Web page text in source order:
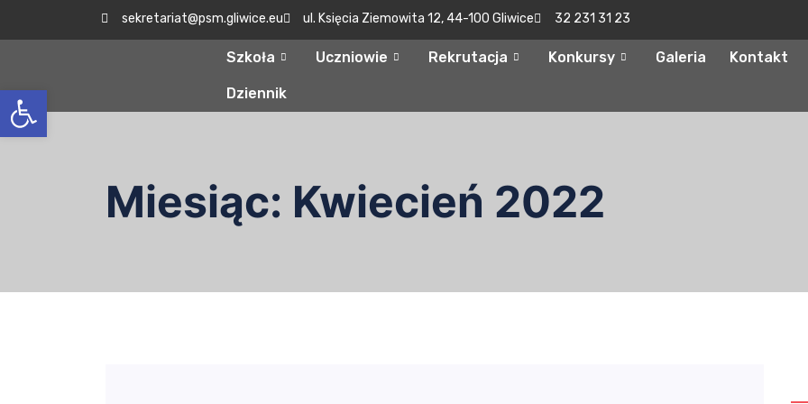
Otwórz pasek narzędzi
sekretariat@psm.gliwice.eu ul. Księcia Ziemowita 12, 44-100 Gliwice 32 231 31 23
Szkoła Uczniowie Rekrutacja Konkursy Galeria Kontakt
Dziennik
Miesiąc: Kwiecień 2022